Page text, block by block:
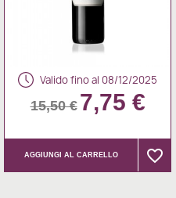
Valido fino al 08/12/2025
15,50 € 7,75 €
AGGIUNGI AL CARRELLO favorite_border
favorite_border